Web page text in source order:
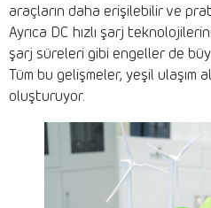
araçların daha erişilebilir ve
Ayrıca DC hızlı şarj
şarj süreleri gibi engeller de
Tüm bu gelişmeler, yeşil ulaşım
oluşturuyor.